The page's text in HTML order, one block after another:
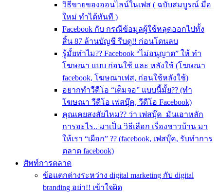
วิธีขายของออนไลน์ในเฟส ( ฉบับสมบูรณ์ มือ
ใหม่ ทำได้ทันที )
Facebook กับ กรณีข้อมูลผู้ใช้หลุดออกไปทั้ง
สิ้น 87 ล้านบัญชี รีบดู!! ก่อนโดนลบ
รู้มั้ยทำไม?? Facebook “ไม่อนุญาต” ให้ ทำ
โฆษณา แบบ ก่อนใช้ และ หลังใช้ (โฆษณา
facebook, โฆษณาเฟส, ก่อนใช้หลังใช้)
อยากทำวีดีโอ “เต็มจอ” แบบนี้มั้ย?? (ทำ
โฆษณา วีดีโอ เฟสบุ๊ค, วีดีโอ Facebook)
คุณเคยสงสัยไหม?? ว่า เฟสบุ๊ค มันเอาหลัก
การอะไร.. มาเป็น วิธีเลือก เรื่องชาวบ้าน มา
ให้เรา “เผือก” ?? (facebook, เฟสบุ๊ค, รับทำการ
ตลาด facebook)
ศัพท์การตลาด
ข้อแตกต่างระหว่าง digital marketing กับ digital
branding อย่า!! เข้าใจผิด